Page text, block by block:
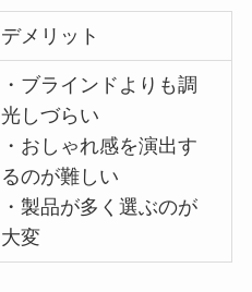
デメリット
・ブラインドよりも調
光しづらい
・おしゃれ感を演出す
るのが難しい
・製品が多く選ぶのが
大変